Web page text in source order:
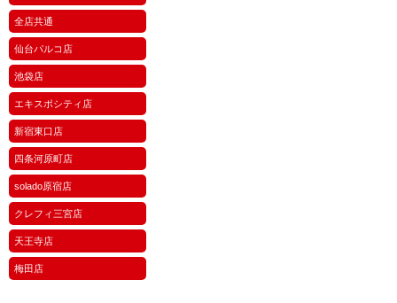
全店共通
仙台パルコ店
池袋店
エキスポシティ店
新宿東口店
四条河原町店
solado原宿店
クレフィ三宮店
天王寺店
梅田店